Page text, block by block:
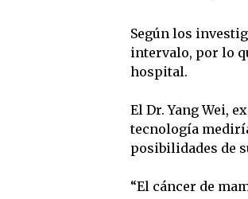
Según los
intervalo, por lo
hospital.
El Dr. Yang Wei,
tecnología
posibilidades de
“El cáncer de